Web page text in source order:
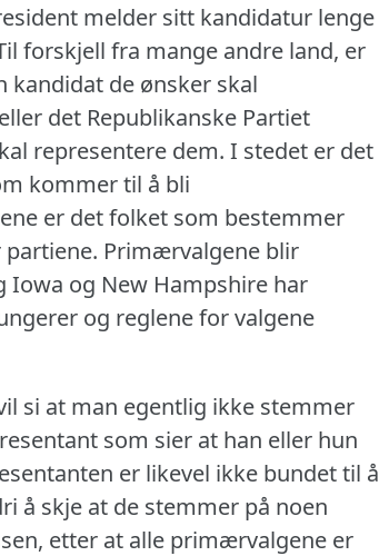
melder sitt kandidatur lenge
forskjell fra mange andre land, er
kandidat de ønsker skal
det Republikanske Partiet
representere dem. I stedet er det
kommer til å bli
er det folket som bestemmer
Primærvalgene blir
og New Hampshire har
og reglene for valgene
si at man egentlig ikke stemmer
som sier at han eller hun
er likevel ikke bundet til å
å skje at de stemmer på noen
etter at alle primærvalgene er